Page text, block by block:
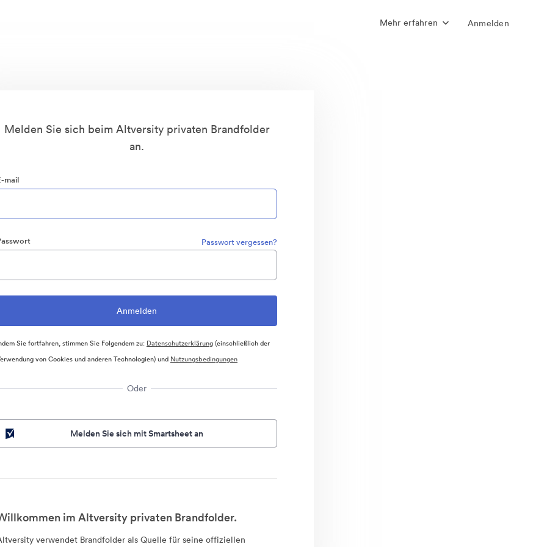
Mehr erfahren Anmelden
Melden Sie sich beim Altversity privaten Brandfolder
an.
mail
Passwort vergessen?
Sie fortfahren, stimmen Sie Folgendem zu: Datenschutzerklärung(einschließlich der
von Cookies und anderen Technologien) und Nutzungsbedingungen
Oder
Melden Sie sich mit Smartsheet an
im Altversity privaten Brandfolder.
verwendet Brandfolder als Quelle für seine offiziellen